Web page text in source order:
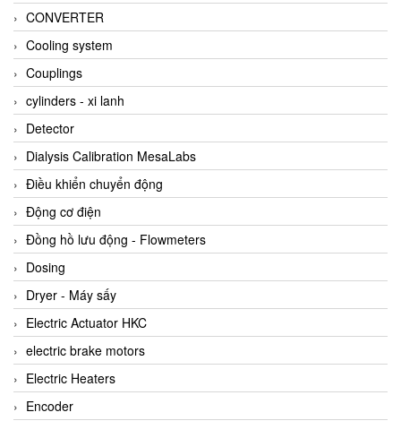
Alpha Moisture Vietnam
Alpha-Achem Vietnam
Alphino
ALRE-IT Vietnam
Altech
Amarillo Gear
Ametek
AMPTRON Vietnam
AND Vietnam
ANDERSON-NEGELE
ANDILOG Technologies Vietnam
Anritsu
ANTEC S.A
Antico pumps
Anybus/ HMS
CONVERTER
Cooling system
Couplings
cylinders - xi lanh
Detector
Dialysis Calibration MesaLabs
Điều khiển chuyển động
Động cơ điện
Đồng hồ lưu động - Flowmeters
Dosing
Dryer - Máy sấy
Electric Actuator HKC
electric brake motors
Electric Heaters
Encoder